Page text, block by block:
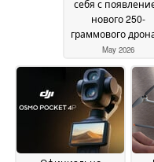
себя с
нового 250-
граммового
May 2026